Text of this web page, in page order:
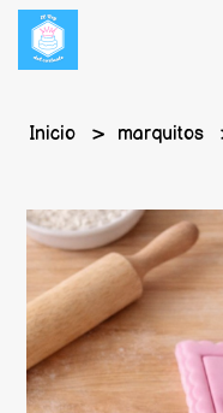
Inicio marquitos